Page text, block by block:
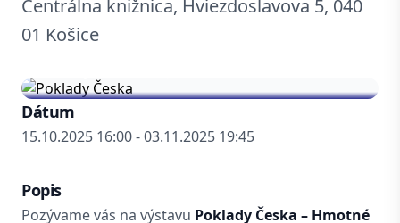
Centrálna knižnica, Hviezdoslavova 5, 040
01 Košice
Dátum
15.10.2025 16:00 - 03.11.2025 19:45
Popis
Pozývame vás na výstavu Poklady Česka – Hmotné